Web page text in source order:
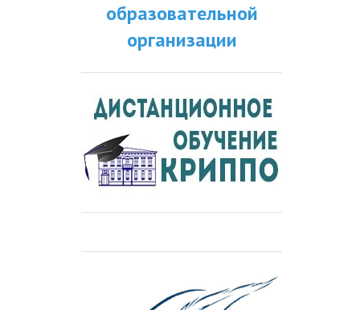
образовательной
организации